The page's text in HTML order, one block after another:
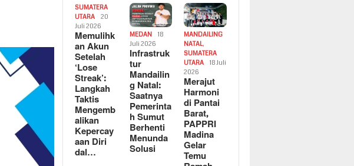
SUMATERA
UTARA
20
Juli 2026
Memulihk
an Akun
Setelah
‘Lose
Streak’:
Langkah
Taktis
Mengemb
alikan
Kepercay
aan Diri
dal…
MEDAN
18
Juli 2026
Infrastruk
tur
Mandailin
g Natal:
Saatnya
Pemerinta
h Sumut
Berhenti
Menunda
Solusi
MANDAILING
NATAL,
SUMATERA
UTARA
18 Juli
2026
Merajut
Harmoni
di Pantai
Barat,
PAPPRI
Madina
Gelar
Temu